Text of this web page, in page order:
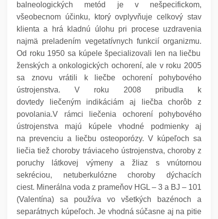
balneologických metód je v nešpecifickom,
všeobecnom účinku, ktorý ovplyvňuje celkový stav
klienta a hrá kladnú úlohu pri procese uzdravenia
najmä preladením vegetatívnych funkcií organizmu.
Od roku 1950 sa kúpele špecializovali len na liečbu
ženských a onkologických ochorení, ale v roku 2005
sa znovu vrátili k liečbe ochorení pohybového
ústrojenstva. V roku 2008 pribudla k
dovtedy liečeným indikáciám aj liečba chorôb z
povolania.V rámci liečenia ochorení pohybového
ústrojenstva majú kúpele vhodné podmienky aj
na prevenciu a liečbu osteoporózy. V kúpeľoch sa
liečia tiež choroby tráviaceho ústrojenstva, choroby z
poruchy látkovej výmeny a žliaz s vnútornou
sekréciou, netuberkulózne choroby dýchacích
ciest. Minerálna voda z prameňov HGL – 3 a BJ – 101
(Valentína) sa používa vo všetkých bazénoch a
separátnych kúpeľoch. Je vhodná súčasne aj na pitie